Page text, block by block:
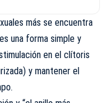
más se encuentra
una forma simple y
en el clítoris
y mantener el